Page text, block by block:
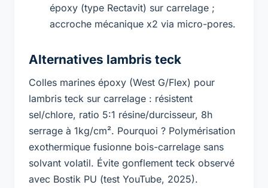
époxy (type Rectavit) sur carrelage ;
accroche mécanique x2 via micro-pores.
Alternatives lambris teck
Colles marines époxy (West G/Flex) pour
lambris teck sur carrelage : résistent
sel/chlore, ratio 5:1 résine/durcisseur, 8h
serrage à 1kg/cm². Pourquoi ? Polymérisation
exothermique fusionne bois-carrelage sans
solvant volatil. Évite gonflement teck observé
avec Bostik PU (test YouTube, 2025).